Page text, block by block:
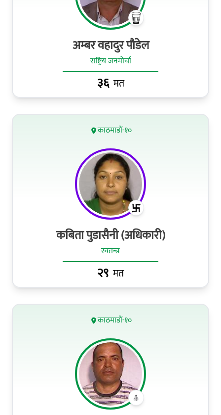
अम्बर वहादुर पौडेल
राष्ट्रिय जनमोर्चा
३६ मत
काठमाडौं-१०
कबिता पुडासैनी (अधिकारी)
स्वतन्त्र
२९ मत
काठमाडौं-१०